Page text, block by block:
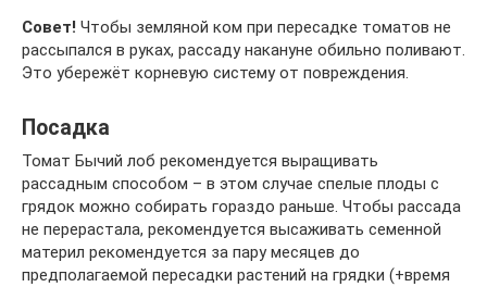
Совет! Чтобы земляной ком при пересадке томатов не
рассыпался в руках, рассаду накануне обильно поливают.
Это убережёт корневую систему от повреждения.
Посадка
Томат Бычий лоб рекомендуется выращивать
рассадным способом – в этом случае спелые плоды с
грядок можно собирать гораздо раньше. Чтобы рассада
не перерастала, рекомендуется высаживать семенной
материл рекомендуется за пару месяцев до
предполагаемой пересадки растений на грядки (+время